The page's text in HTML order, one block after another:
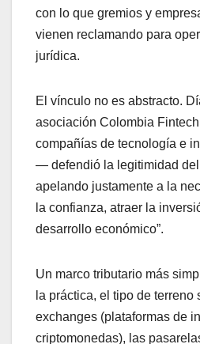
con lo que gremios y
vienen reclamando para
jurídica.
El vínculo no es abstracto.
asociación Colombia
compañías de tecnología e
— defendió la legitimidad
apelando justamente a la
la confianza, atraer la
desarrollo económico”.
Un marco tributario más
la práctica, el tipo de terreno
exchanges (plataformas de
criptomonedas), las